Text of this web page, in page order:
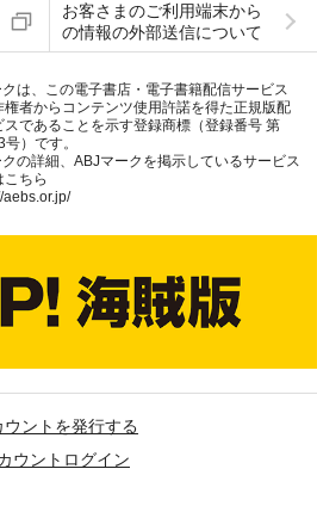
お客さまのご利用端末から
の情報の外部送信について
は、この電子書店・電子書籍配信サービス
権者からコンテンツ使用許諾を得た正規版配
スであることを示す登録商標（登録番号 第
）です。
の詳細、ABJマークを掲示しているサービス
こちら
aebs.or.jp/
ウントを発行する
ウントログイン